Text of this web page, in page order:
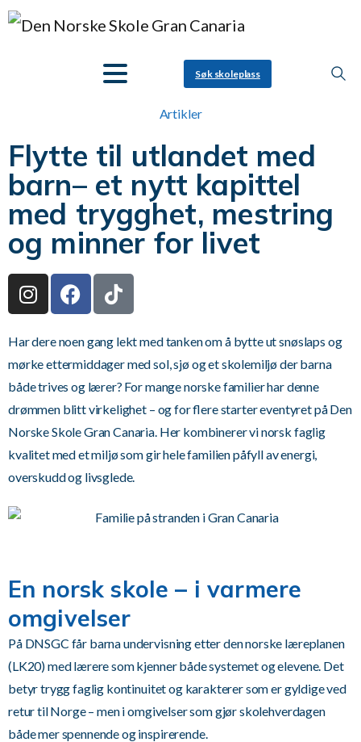
Søk skoleplass
Artikler
Flytte til utlandet med
barn– et nytt kapittel
med trygghet, mestring
og minner for livet
Har dere noen gang lekt med tanken om å bytte ut snøslaps og
mørke ettermiddager med sol, sjø og et skolemiljø der barna
både trives og lærer? For mange norske familier har denne
drømmen blitt virkelighet – og for flere starter eventyret på Den
Norske Skole Gran Canaria. Her kombinerer vi norsk faglig
kvalitet med et miljø som gir hele familien påfyll av energi,
overskudd og livsglede.
En norsk skole – i varmere
omgivelser
På DNSGC får barna undervisning etter den norske læreplanen
(LK20) med lærere som kjenner både systemet og elevene. Det
betyr trygg faglig kontinuitet og karakterer som er gyldige ved
retur til Norge – men i omgivelser som gjør skolehverdagen
både mer spennende og inspirerende.